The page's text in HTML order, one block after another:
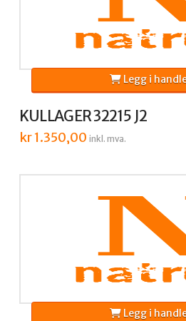
KULLAGER 32215 J2
kr1.350,00 inkl. mva.
Legg i
Legg i